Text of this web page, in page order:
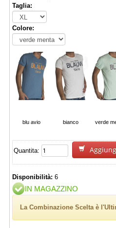
Taglia:
Colore:
blu avio bianco verde
Quantita:
Disponibilità: 6
IN MAGAZZINO
La Combinazione Scelta è